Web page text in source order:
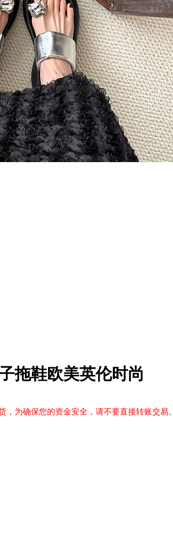
拖鞋欧美英伦时尚
为确保您的资金安全，请不要直接转账交易。